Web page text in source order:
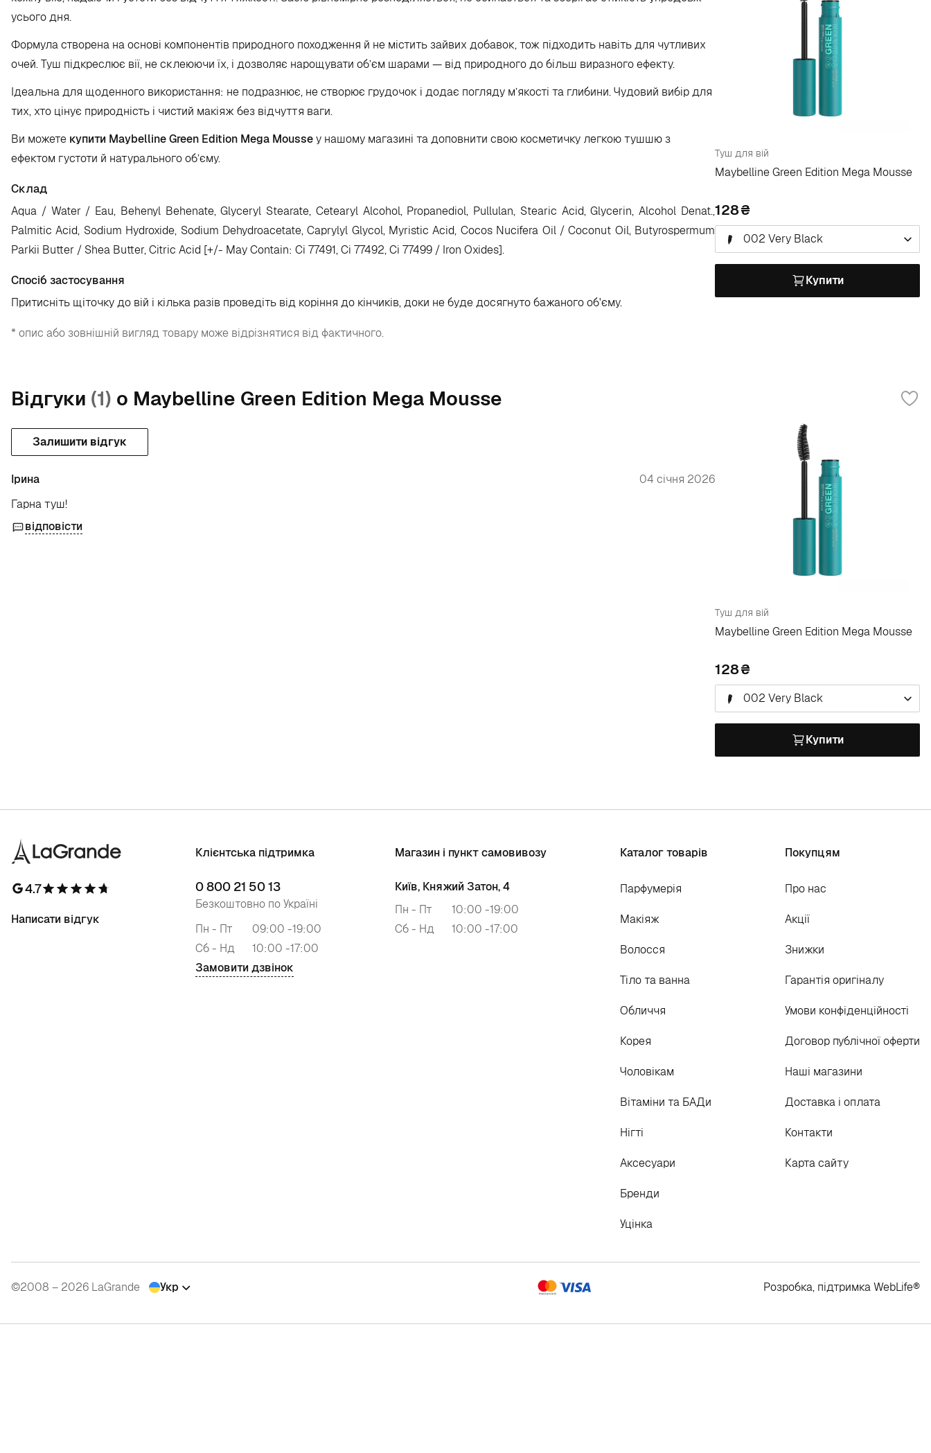
усього дня.
Формула створена на основі компонентів природного походження й не містить зайвих добавок, тож підходить навіть для чутливих
очей. Туш підкреслює вії, не склеюючи їх, і дозволяє нарощувати об’єм шарами — від природного до більш виразного ефекту.
Ідеальна для щоденного використання: не подразнює, не створює грудочок і додає погляду м’якості та глибини. Чудовий вибір для
тих, хто цінує природність і чистий макіяж без відчуття ваги.
Ви можете купити Maybelline Green Edition Mega Mousseу нашому магазині та доповнити свою косметичку легкою тушшю з
ефектом густоти й натурального об’єму.
Склад
Aqua / Water / Eau, Behenyl Behenate, Glyceryl Stearate, Cetearyl Alcohol, Propanediol, Pullulan, Stearic Acid, Glycerin, Alcohol Denat.,
Palmitic Acid, Sodium Hydroxide, Sodium Dehydroacetate, Caprylyl Glycol, Myristic Acid, Cocos Nucifera Oil / Coconut Oil, Butyrospermum
Parkii Butter / Shea Butter, Citric Acid [+/- May Contain: Ci 77491, Ci 77492, Ci 77499 / Iron Oxides].
Спосіб застосування
Притисніть щіточку до вій і кілька разів проведіть від коріння до кінчиків, доки не буде досягнуто бажаного об'єму.
* опис або зовнішній вигляд товару може відрізнятися від фактичного.
Туш для вій
Maybelline Green Edition Mega Mousse
128
002 Very Black
Купити
Відгуки (1) о Maybelline Green Edition Mega Mousse
Залишити відгук
Iрина
04 січня 2026
Гарна туш!
відповісти
Туш для вій
Maybelline Green Edition Mega Mousse
128
002 Very Black
Купити
4.7
Написати відгук
Клієнтська підтримка
0 800 21 50 13
Безкоштовно по Україні
Пн - Пт
09:00 -19:00
Сб - Нд
10:00 -17:00
Замовити дзвінок
Магазин і пункт самовивозу
Київ, Княжий Затон, 4
Пн - Пт
10:00 -19:00
Сб - Нд
10:00 -17:00
Каталог товарів
Парфумерія
Макіяж
Волосся
Тіло та ванна
Обличчя
Корея
Чоловікам
Вітаміни та БАДи
Нігті
Аксесуари
Бренди
Уцінка
Покупцям
Про нас
Акції
Знижки
Гарантія оригіналу
Умови конфіденційності
Договор публічної оферти
Наші магазини
Доставка і оплата
Контакти
Карта сайту
©2008 – 2026 LaGrande Укр Розробка, підтримкаWebLife®